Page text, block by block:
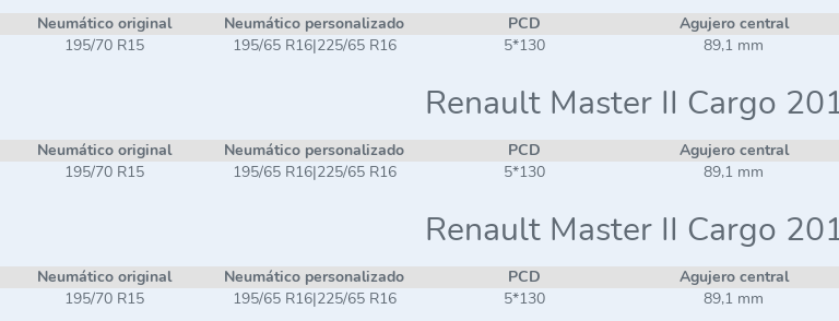
Neumático original Neumático personalizado PCD Agujero central
195/70 R15
195/65 R16|225/65 R16 5*130 89,1 mm
Renault Master II Cargo
Neumático original Neumático personalizado PCD Agujero central
195/70 R15
195/65 R16|225/65 R16 5*130 89,1 mm
Renault Master II Cargo
Neumático original Neumático personalizado PCD Agujero central
195/70 R15
195/65 R16|225/65 R16 5*130 89,1 mm